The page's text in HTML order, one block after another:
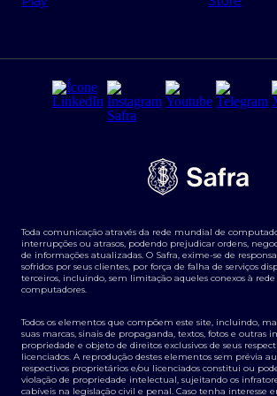
Regras e Parâmetros de Atuação Banco
Segurança da Informação
Tarifas e serviços Pessoa Física
Transparência de remuneração
Termos e Condições para Portabilidade
Derivativos
Agronegócios
Toda comunicação através da rede mundial de
interrupções ou atrasos, podendo prejudicar ordens,
de informações atualizadas. O Safra, exime-se de
sofridos por seus clientes, por força de falha de serviços
terceiros, incluindo, sem limitação aqueles conexos à
computadores.
Todos os elementos que compõem este site, incluindo,
suas marcas, sinais de propaganda, textos, fotos e outras
propriedade e objeto de direitos exclusivos de seus
licenciados. A reprodução destes elementos sem prévia
respectivos proprietários e/ou licenciados constitui ou
violação de propriedade intelectual, sujeitando os
cabíveis na legislação civil e penal. Caso tenha interesse